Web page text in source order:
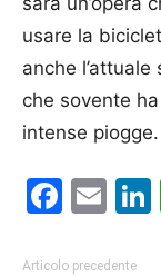
usare la
anche
che sovente
intense piogge.
Articolo precedente